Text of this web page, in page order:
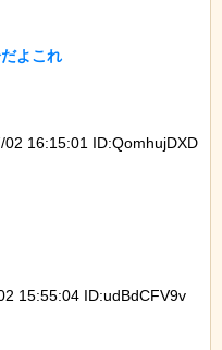
よこれ
02 16:15:01 ID:QomhujDXD
15:55:04 ID:udBdCFV9v